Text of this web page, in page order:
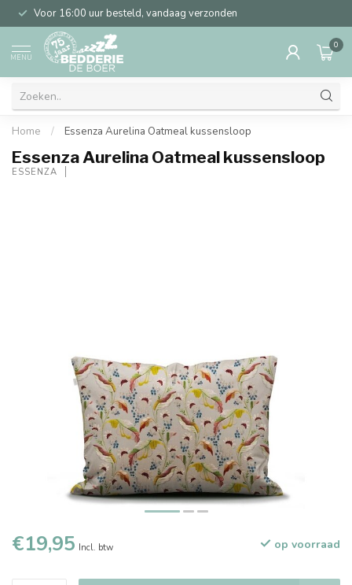
Voor 16:00 uur besteld, vandaag verzonden
MENU
0
Home / Essenza Aurelina Oatmeal kussensloop
Essenza Aurelina Oatmeal kussensloop
ESSENZA
€19,95 Incl. btw op voorraad